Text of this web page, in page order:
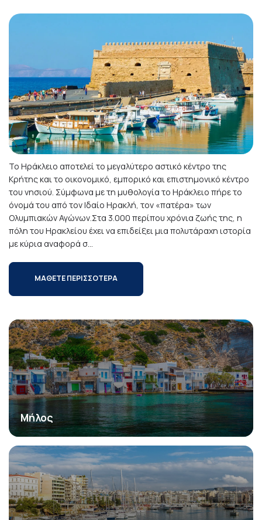
Το Ηράκλειο αποτελεί το μεγαλύτερο αστικό κέντρο της
Κρήτης και το οικονομικό, εμπορικό και επιστημονικό κέντρο
του νησιού. Σύμφωνα με τη μυθολογία το Ηράκλειο πήρε το
όνομά του από τον Ιδαίο Ηρακλή, τον «πατέρα» των
Ολυμπιακών Αγώνων.Στα 3.000 περίπου χρόνια ζωής της, η
πόλη του Ηρακλείου έχει να επιδείξει μια πολυτάραχη ιστορία
με κύρια αναφορά σ...
ΜΑΘΕΤΕ ΠΕΡΙΣΣΟΤΕΡΑ
Μήλος